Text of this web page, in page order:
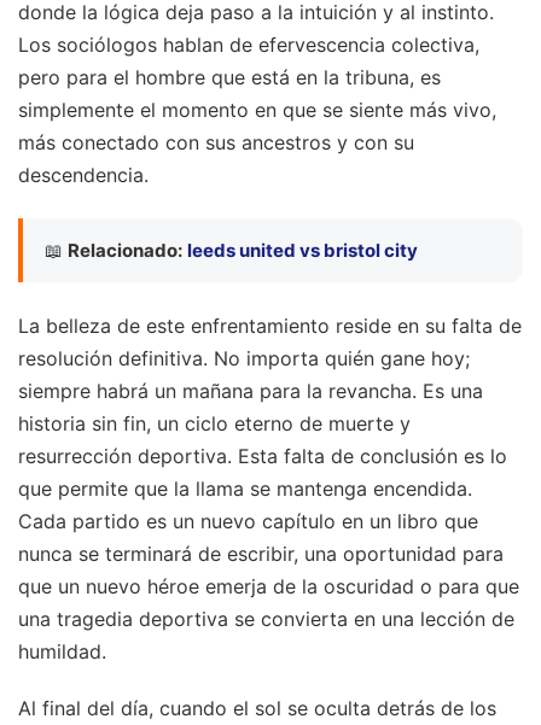
donde la lógica deja paso a la intuición y al instinto.
Los sociólogos hablan de efervescencia colectiva,
pero para el hombre que está en la tribuna, es
simplemente el momento en que se siente más vivo,
más conectado con sus ancestros y con su
descendencia.
📖 Relacionado: leeds united vs bristol city
La belleza de este enfrentamiento reside en su falta de
resolución definitiva. No importa quién gane hoy;
siempre habrá un mañana para la revancha. Es una
historia sin fin, un ciclo eterno de muerte y
resurrección deportiva. Esta falta de conclusión es lo
que permite que la llama se mantenga encendida.
Cada partido es un nuevo capítulo en un libro que
nunca se terminará de escribir, una oportunidad para
que un nuevo héroe emerja de la oscuridad o para que
una tragedia deportiva se convierta en una lección de
humildad.
Al final del día, cuando el sol se oculta detrás de los